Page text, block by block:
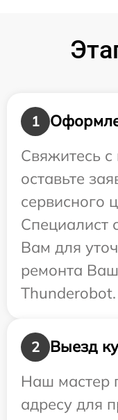
1
Свяжитесь
оставьте
сервисного
Специалист
Вам для
ремонта
Thunderobot.
2
Выезд
Наш мастер
адресу для